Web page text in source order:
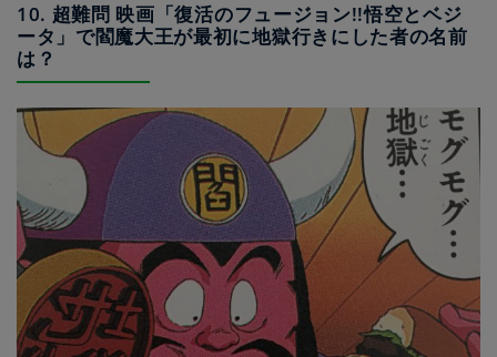
10. 超難問 映画「復活のフュージョン!!悟空とベジ
ータ」で閻魔大王が最初に地獄行きにした者の名前
は？